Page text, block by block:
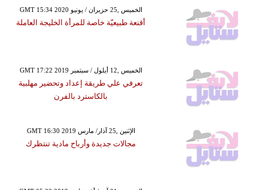
GMT 15:34 2020 الخميس ,25 حزيران / يونيو
أقنعة طبيعيّة خاصة للمرأة الخليجة العاملة
GMT 17:22 2019 الخميس ,12 أيلول / سبتمبر
تعرفي علي طريقة إعداد وتحضير مهلبية
بالكاسترد بالفرن
GMT 16:30 2019 الإثنين ,25 آذار/ مارس
مجالات جديدة وأرباح مادية تنتظرك